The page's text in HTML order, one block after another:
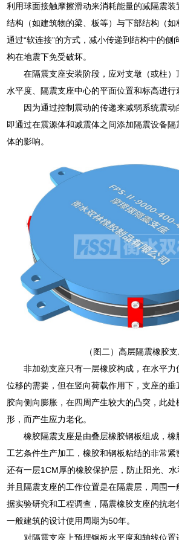
利用球面接触摩擦滑动来消耗能量的减隔震
结构（如建筑物的梁、板等）与下部结构（如
通过“软连接”的方式，减小传递到结构中的侧
构在地震下免受破坏。
在隔震支座安装阶段，应对支墩（或柱
水平度、隔震支座中心的平面位置和标高进行
因为通过控制震动的传递来减弱系统震动
即通过在震源体和减震体之间添加隔震设备
体的影响。
（图二）高层隔震橡胶
非加劲支座只有一层橡胶构成，在水平
位移的需要，但在竖向荷载作用下，支座的
胶向侧向膨胀，在四周产生较大的凸突，此
形，而产生应力老化。
橡胶隔震支座是由叠层橡胶钢板组成，
工艺条件生产加工，橡胶和钢板粘结的非常紧
还有一层1CM厚的橡胶保护层，防止阳光、水
并且隔震支座的工作位置是在隔震层，周围
据实验研究和工程调查，隔震橡胶支座的抗老
一般建筑的设计使用周期为50年。
对隔震支座上预埋钢板水平度和轴线位